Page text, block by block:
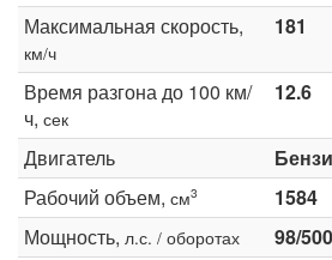
Максимальная скорость,
км/ч
181
Время разгона до 100 км/
ч, сек
12.6
Двигатель
Рабочий объем, см3
1584
Мощность, л.с. / оборотах
98/